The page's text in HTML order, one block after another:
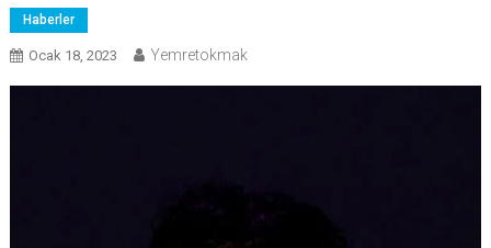
Haberler
Ocak 18, 2023 Yemretokmak